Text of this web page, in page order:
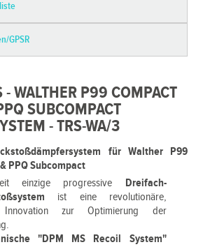
GPSR
- WALTHER P99 COMPACT
SUBCOMPACT
- TRS-WA/3
für Walther P99
PPQ Subcompact
einzige progressive Dreifach-
ist eine revolutionäre,
Innovation zur Optimierung der
"DPM MS Recoil System"